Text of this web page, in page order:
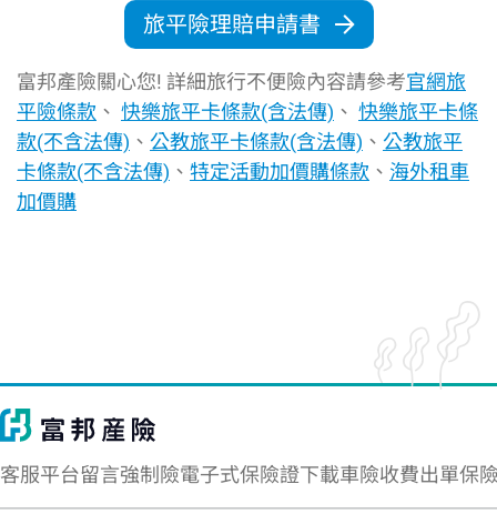
旅平險理賠申請書
富邦產險關心您! 詳細旅行不便險內容請參考官網旅
平險條款 、 快樂旅平卡條款(含法傳) 、 快樂旅平卡條
款(不含法傳) 、 公教旅平卡條款(含法傳) 、 公教旅平
卡條款(不含法傳) 、 特定活動加價購條款 、 海外租車
加價購
客服平台留言強制險電子式保險證下載車險收費出單保